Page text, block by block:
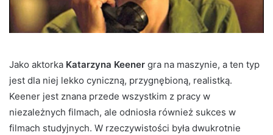
Jako aktorka Katarzyna Keener gra na maszynie, a ten typ
jest dla niej lekko cyniczną, przygnębioną, realistką.
Keener jest znana przede wszystkim z pracy w
niezależnych filmach, ale odniosła również sukces w
filmach studyjnych. W rzeczywistości była dwukrotnie